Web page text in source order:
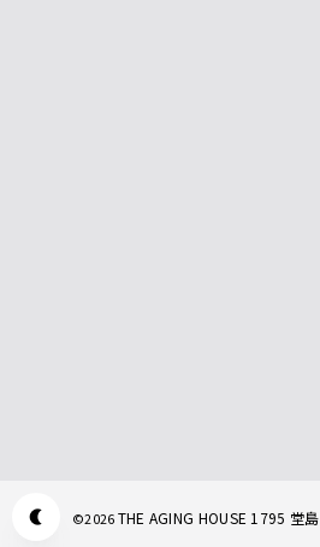
©2026THE AGING HOUSE 1795 堂島
Appearance mode switch